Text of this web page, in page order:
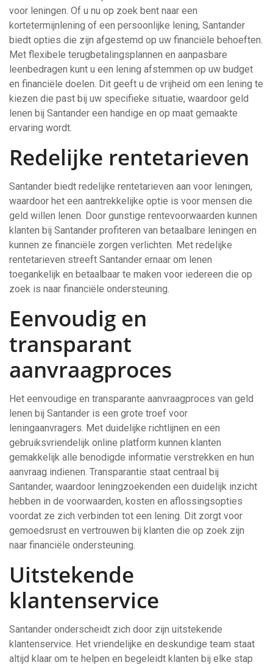
voor leningen. Of u nu op zoek bent naar een
kortetermijnlening of een persoonlijke lening, Santander
biedt opties die zijn afgestemd op uw financiële behoeften.
Met flexibele terugbetalingsplannen en aanpasbare
leenbedragen kunt u een lening afstemmen op uw budget
en financiële doelen. Dit geeft u de vrijheid om een lening te
kiezen die past bij uw specifieke situatie, waardoor geld
lenen bij Santander een handige en op maat gemaakte
ervaring wordt.
Redelijke rentetarieven
Santander biedt redelijke rentetarieven aan voor leningen,
waardoor het een aantrekkelijke optie is voor mensen die
geld willen lenen. Door gunstige rentevoorwaarden kunnen
klanten bij Santander profiteren van betaalbare leningen en
kunnen ze financiële zorgen verlichten. Met redelijke
rentetarieven streeft Santander ernaar om lenen
toegankelijk en betaalbaar te maken voor iedereen die op
zoek is naar financiële ondersteuning.
Eenvoudig en
transparant
aanvraagproces
Het eenvoudige en transparante aanvraagproces van geld
lenen bij Santander is een grote troef voor
leningaanvragers. Met duidelijke richtlijnen en een
gebruiksvriendelijk online platform kunnen klanten
gemakkelijk alle benodigde informatie verstrekken en hun
aanvraag indienen. Transparantie staat centraal bij
Santander, waardoor leningzoekenden een duidelijk inzicht
hebben in de voorwaarden, kosten en aflossingsopties
voordat ze zich verbinden tot een lening. Dit zorgt voor
gemoedsrust en vertrouwen bij klanten die op zoek zijn
naar financiële ondersteuning.
Uitstekende
klantenservice
Santander onderscheidt zich door zijn uitstekende
klantenservice. Het vriendelijke en deskundige team staat
altijd klaar om te helpen en begeleidt klanten bij elke stap